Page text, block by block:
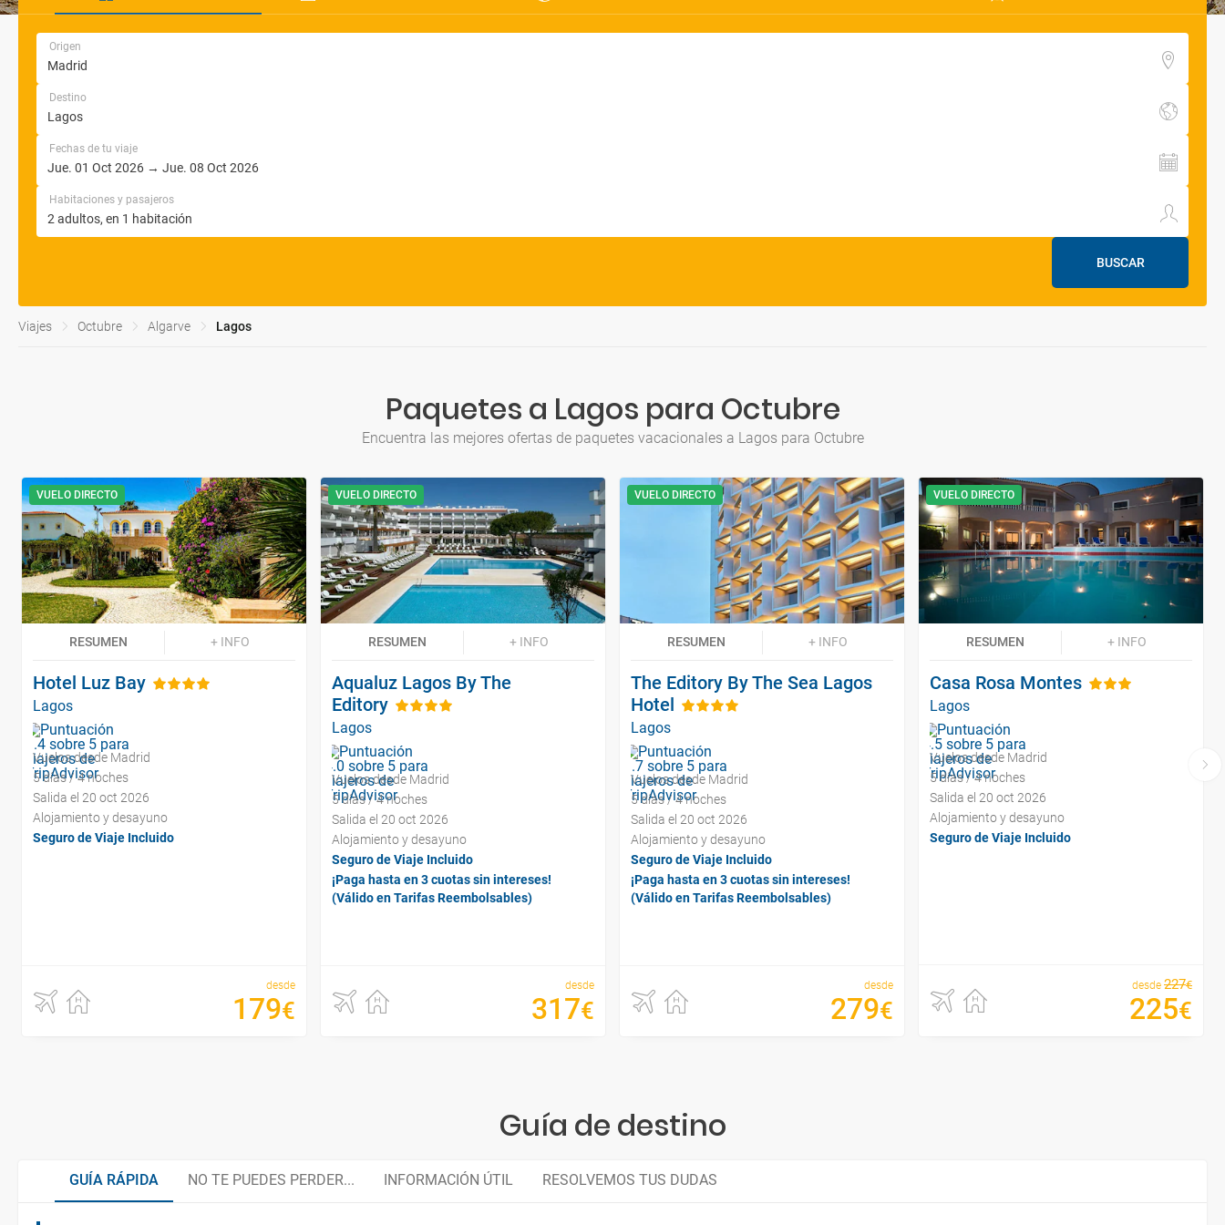
Origen
Destino
Fechas de tu viaje
Habitaciones y pasajeros
BUSCAR
Viajes Octubre Algarve Lagos
Paquetes a Lagos para Octubre
Encuentra las mejores ofertas de paquetes vacacionales a Lagos para Octubre
VUELO DIRECTO
RESUMEN + INFO
Hotel Luz Bay
Lagos
Vuelos desde Madrid
5 días / 4 noches
Salida el 20 oct 2026
Alojamiento y desayuno
Seguro de Viaje Incluido
desde
179€
VUELO DIRECTO
RESUMEN + INFO
Aqualuz Lagos By The
Editory
Lagos
Vuelos desde Madrid
5 días / 4 noches
Salida el 20 oct 2026
Alojamiento y desayuno
Seguro de Viaje Incluido
¡Paga hasta en 3 cuotas sin intereses!
(Válido en Tarifas Reembolsables)
desde
317€
VUELO DIRECTO
RESUMEN + INFO
The Editory By The Sea Lagos
Hotel
Lagos
Vuelos desde Madrid
5 días / 4 noches
Salida el 20 oct 2026
Alojamiento y desayuno
Seguro de Viaje Incluido
¡Paga hasta en 3 cuotas sin intereses!
(Válido en Tarifas Reembolsables)
desde
279€
VUELO DIRECTO
RESUMEN + INFO
Casa Rosa Montes
Lagos
Vuelos desde Madrid
5 días / 4 noches
Salida el 20 oct 2026
Alojamiento y desayuno
Seguro de Viaje Incluido
desde 227€
225€
Guía de destino
GUÍA RÁPIDA NO TE PUEDES PERDER... INFORMACIÓN ÚTIL RESOLVEMOS TUS DUDAS